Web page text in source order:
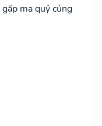
ma quỷ cúng